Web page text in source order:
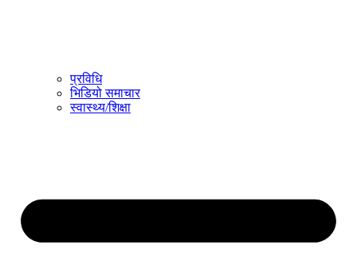
प्रविधि
भिडियो समाचार
स्वास्थ्य/शिक्षा